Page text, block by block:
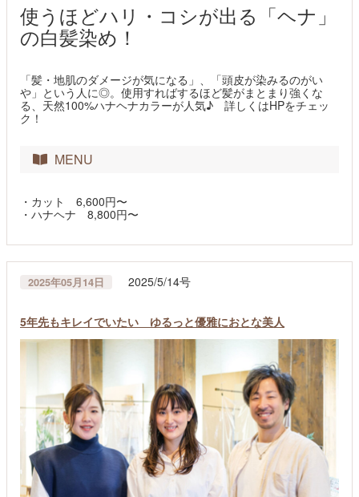
使うほどハリ・コシが出る「ヘナ」
の白髪染め！
「髪・地肌のダメージが気になる」、「頭皮が染みるのがい
や」という人に◎。使用すればするほど髪がまとまり強くな
る、天然100%ハナヘナカラーが人気♪ 詳しくはHPをチェッ
ク！
MENU
・カット 6,600円〜
・ハナヘナ 8,800円〜
2025年05月14日 2025/5/14号
5年先もキレイでいたい ゆるっと優雅におとな美人